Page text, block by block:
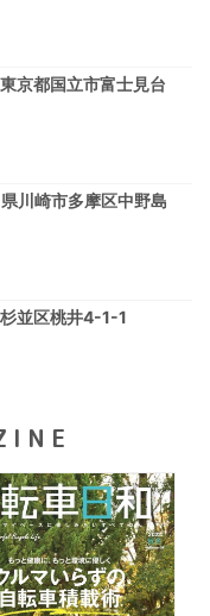
京都国立市富士見台
川崎市多摩区中野島
並区桃井4-1-1